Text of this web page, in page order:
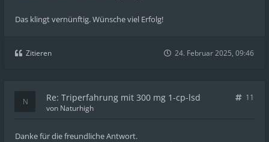
Das klingt vernünftig. Wünsche viel Erfolg!
Zitieren 24. Februar 2025, 09:46
Re: Triperfahrung mit 300 mg 1-cp-lsd
11
von Naturhigh
Danke für die freundliche Antwort.